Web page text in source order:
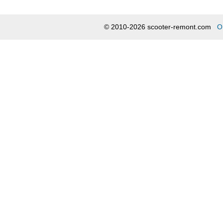
© 2010-2026 scooter-remont.com О